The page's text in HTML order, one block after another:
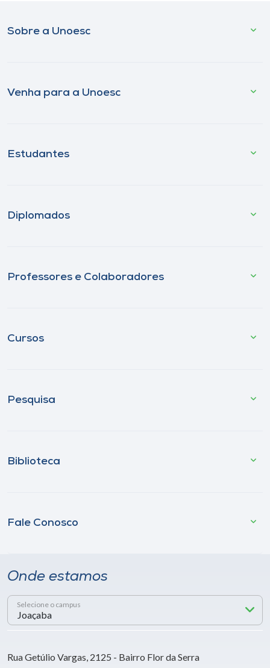
Sobre a Unoesc
Venha para a Unoesc
Estudantes
Diplomados
Professores e Colaboradores
Cursos
Pesquisa
Biblioteca
Fale Conosco
Onde estamos
Selecione o campus
Rua Getúlio Vargas, 2125 - Bairro Flor da Serra